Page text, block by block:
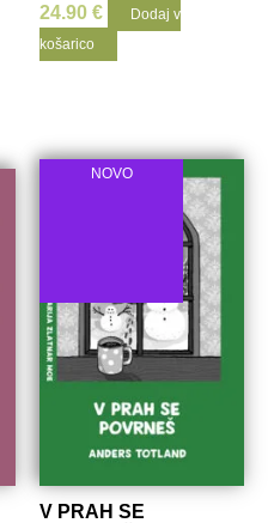
24.90 €
Dodaj v
košarico
NOVO
V PRAH SE